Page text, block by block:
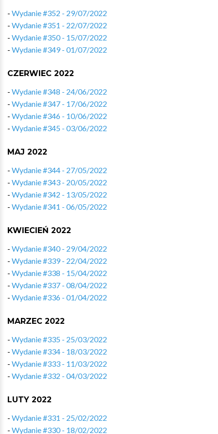
- Wydanie #352 - 29/07/2022
- Wydanie #351 - 22/07/2022
- Wydanie #350 - 15/07/2022
- Wydanie #349 - 01/07/2022
CZERWIEC 2022
- Wydanie #348 - 24/06/2022
- Wydanie #347 - 17/06/2022
- Wydanie #346 - 10/06/2022
- Wydanie #345 - 03/06/2022
MAJ 2022
- Wydanie #344 - 27/05/2022
- Wydanie #343 - 20/05/2022
- Wydanie #342 - 13/05/2022
- Wydanie #341 - 06/05/2022
KWIECIEŃ 2022
- Wydanie #340 - 29/04/2022
- Wydanie #339 - 22/04/2022
- Wydanie #338 - 15/04/2022
- Wydanie #337 - 08/04/2022
- Wydanie #336 - 01/04/2022
MARZEC 2022
- Wydanie #335 - 25/03/2022
- Wydanie #334 - 18/03/2022
- Wydanie #333 - 11/03/2022
- Wydanie #332 - 04/03/2022
LUTY 2022
- Wydanie #331 - 25/02/2022
- Wydanie #330 - 18/02/2022